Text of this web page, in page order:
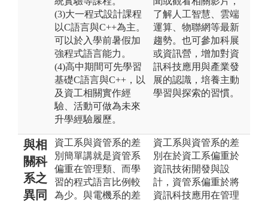
(3)大一程式設計課程
以C語言與C++為主。
可以於入學前暑假加
強程式語言能力。
(4)高中期間可先學習
基礎C語言與C++，以
及資工相關實作經
驗、活動可做為未來
升學經驗履歷。
了解人工智慧、雲端
運算、物聯網等最新
趨勢。也可參加科展
或資訊營，增加對資
訊科技應用與產業發
展的認識，培養主動
學習與探索的習慣。
與相
關科
系之
異同
資工系與資管系的差
別簡單講就是資管系
偏重在管理類、而學
習的程式語言比例較
為少。與電機系的差
資工系與資管系的差
別在於資工系偏重於
資訊技術開發與設
計，資管系偏重於將
資訊科技應用在管理